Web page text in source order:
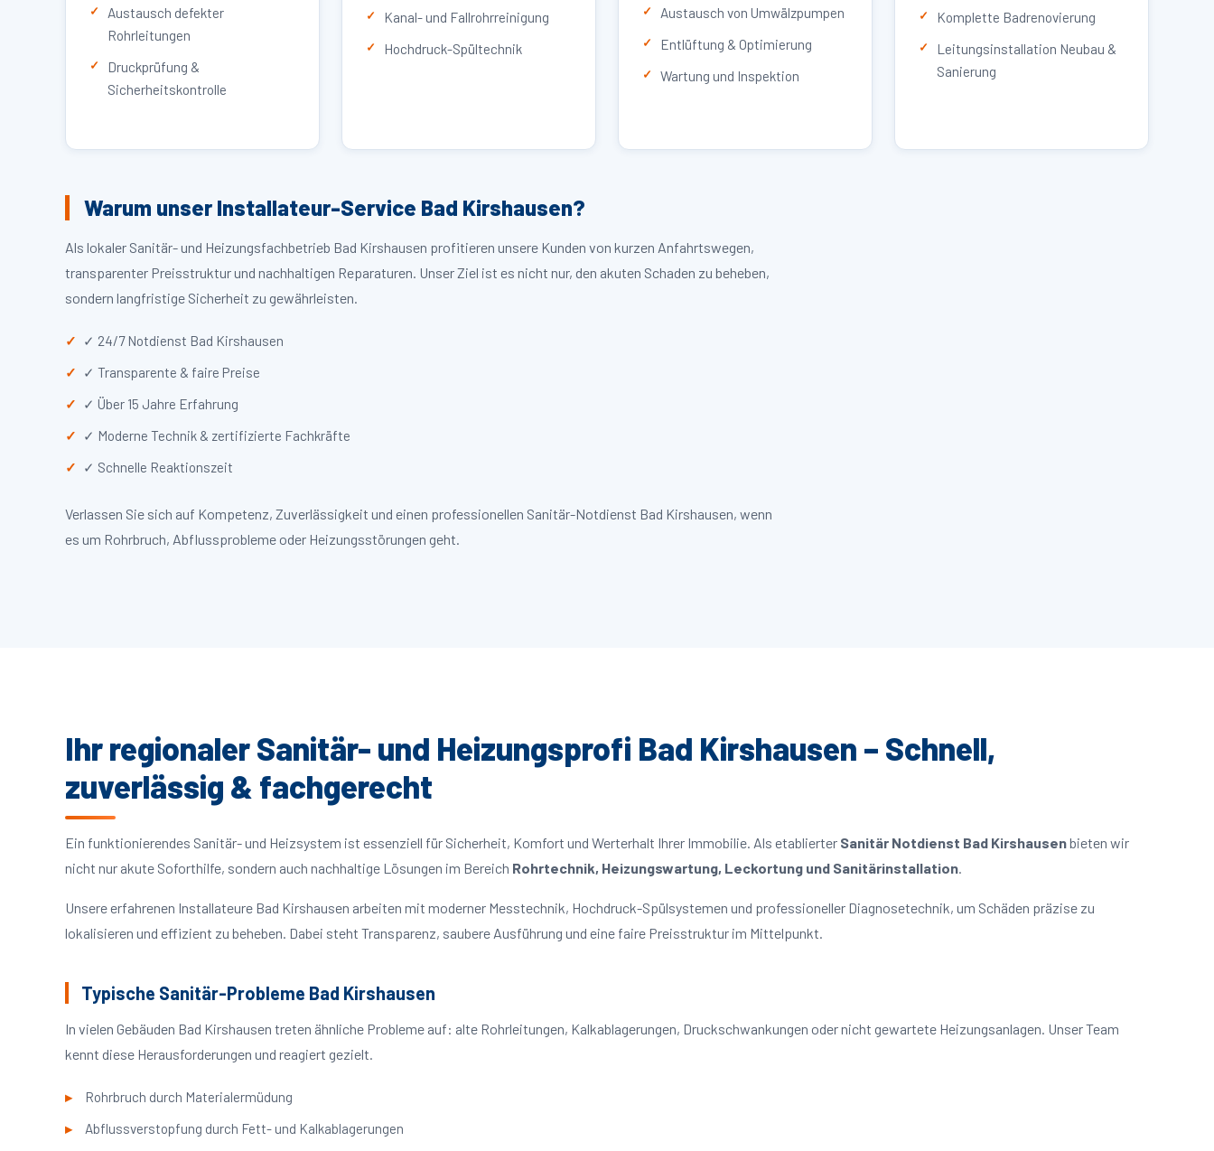
Austausch defekter
Rohrleitungen
Druckprüfung &
Sicherheitskontrolle
Kanal- und Fallrohrreinigung
Hochdruck-Spültechnik
Austausch von Umwälzpumpen
Entlüftung & Optimierung
Wartung und Inspektion
Komplette Badrenovierung
Leitungsinstallation Neubau &
Sanierung
Warum unser Installateur-Service Bad Kirshausen?
Als lokaler Sanitär- und Heizungsfachbetrieb Bad Kirshausen profitieren unsere Kunden von kurzen Anfahrtswegen,
transparenter Preisstruktur und nachhaltigen Reparaturen. Unser Ziel ist es nicht nur, den akuten Schaden zu beheben,
sondern langfristige Sicherheit zu gewährleisten.
✓ 24/7 Notdienst Bad Kirshausen
✓ Transparente & faire Preise
✓ Über 15 Jahre Erfahrung
✓ Moderne Technik & zertifizierte Fachkräfte
✓ Schnelle Reaktionszeit
Verlassen Sie sich auf Kompetenz, Zuverlässigkeit und einen professionellen Sanitär-Notdienst Bad Kirshausen, wenn
es um Rohrbruch, Abflussprobleme oder Heizungsstörungen geht.
Ihr regionaler Sanitär- und Heizungsprofi Bad Kirshausen – Schnell,
zuverlässig & fachgerecht
Ein funktionierendes Sanitär- und Heizsystem ist essenziell für Sicherheit, Komfort und Werterhalt Ihrer Immobilie. Als etablierter Sanitär Notdienst Bad Kirshausenbieten wir
nicht nur akute Soforthilfe, sondern auch nachhaltige Lösungen im Bereich Rohrtechnik, Heizungswartung, Leckortung und Sanitärinstallation.
Unsere erfahrenen Installateure Bad Kirshausen arbeiten mit moderner Messtechnik, Hochdruck-Spülsystemen und professioneller Diagnosetechnik, um Schäden präzise zu
lokalisieren und effizient zu beheben. Dabei steht Transparenz, saubere Ausführung und eine faire Preisstruktur im Mittelpunkt.
Typische Sanitär-Probleme Bad Kirshausen
In vielen Gebäuden Bad Kirshausen treten ähnliche Probleme auf: alte Rohrleitungen, Kalkablagerungen, Druckschwankungen oder nicht gewartete Heizungsanlagen. Unser Team
kennt diese Herausforderungen und reagiert gezielt.
Rohrbruch durch Materialermüdung
Abflussverstopfung durch Fett- und Kalkablagerungen